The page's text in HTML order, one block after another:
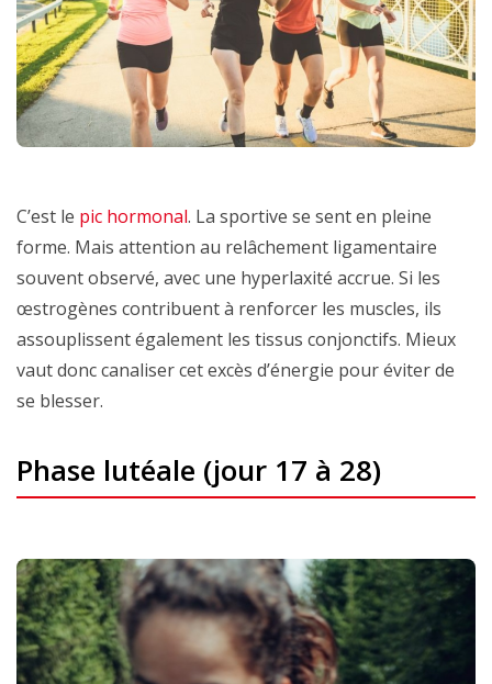
C’est le pic hormonal. La sportive se sent en pleine
forme. Mais attention au relâchement ligamentaire
souvent observé, avec une hyperlaxité accrue. Si les
œstrogènes contribuent à renforcer les muscles, ils
assouplissent également les tissus conjonctifs. Mieux
vaut donc canaliser cet excès d’énergie pour éviter de
se blesser.
Phase lutéale (jour 17 à 28)